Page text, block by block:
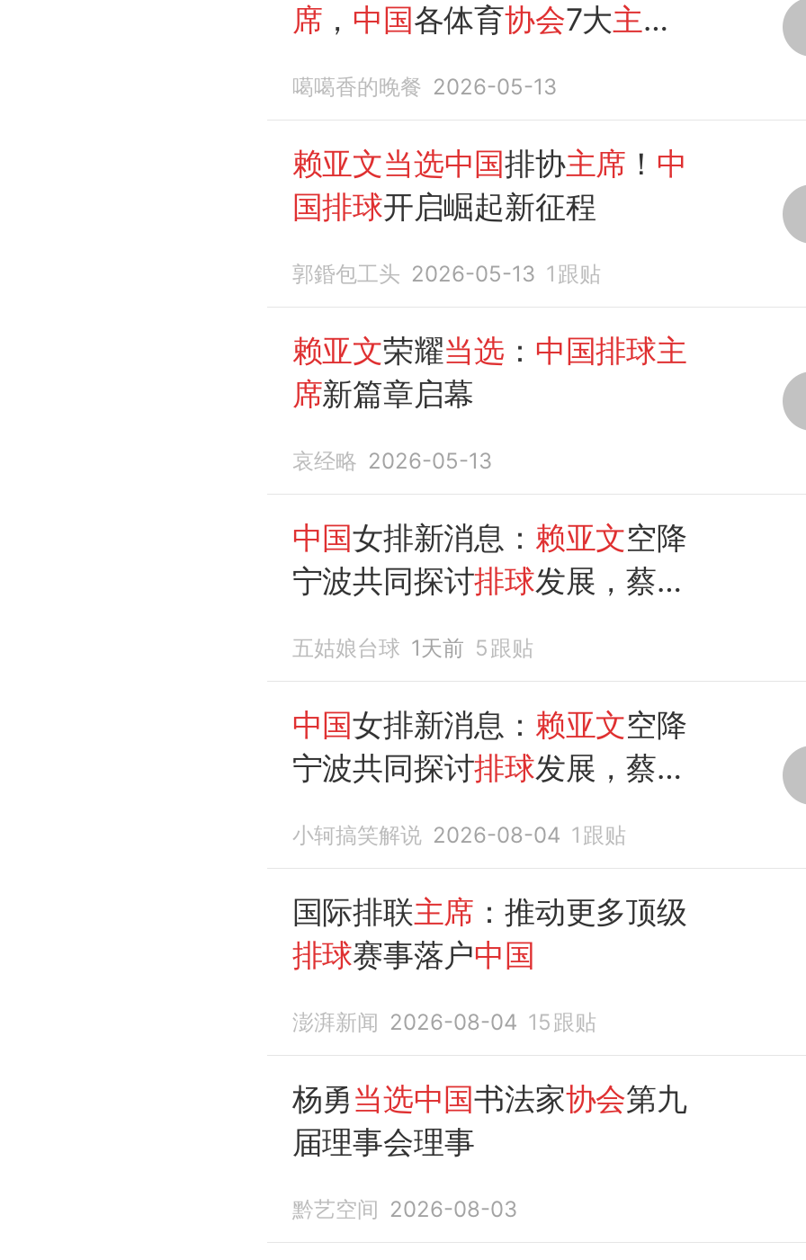
席 ， 中国各体育协会7大主席
噶噶香的晚餐 2026-05-13
赖亚文当选中国排协主席 ！ 中
国排球开启崛起新征程
郭錉包工头 2026-05-13 1 跟贴
赖亚文荣耀当选 ： 中国排球主
席新篇章启幕
哀经略 2026-05-13
中国女排新消息： 赖亚文空降
宁波共同探讨排球发展，蔡斌
五姑娘台球 1天前 5 跟贴
中国女排新消息： 赖亚文空降
宁波共同探讨排球发展，蔡斌
小轲搞笑解说 2026-08-04 1 跟贴
国际排联主席 ：推动更多顶级
排球赛事落户中国
澎湃新闻 2026-08-04 15 跟贴
杨勇当选中国书法家协会第九
届理事会理事
黔艺空间 2026-08-03